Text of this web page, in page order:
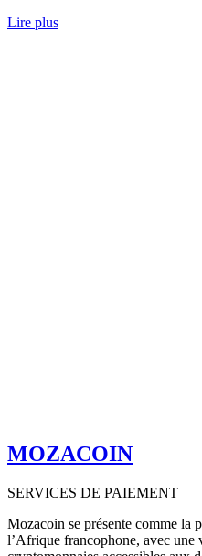
Lire plus
MOZACOIN
SERVICES DE PAIEMENT
Mozacoin se présente comme la
l’Afrique francophone, avec une